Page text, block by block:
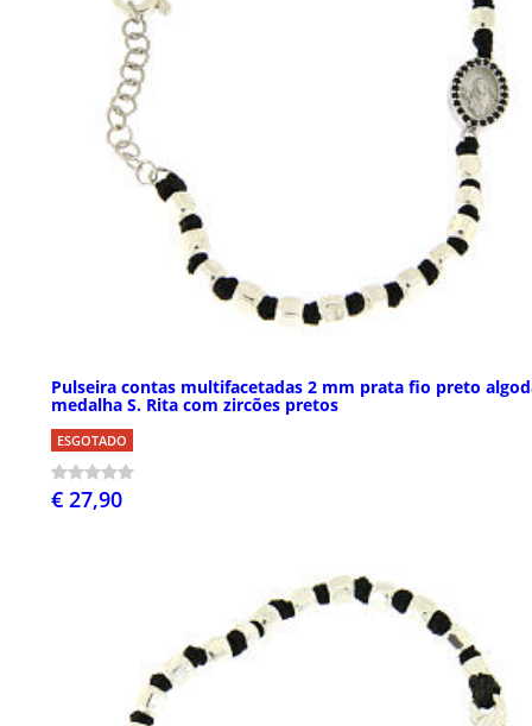
Pulseira contas multifacetadas 2 mm prata fio preto
medalha S. Rita com zircões pretos
ESGOTADO
€ 27,90